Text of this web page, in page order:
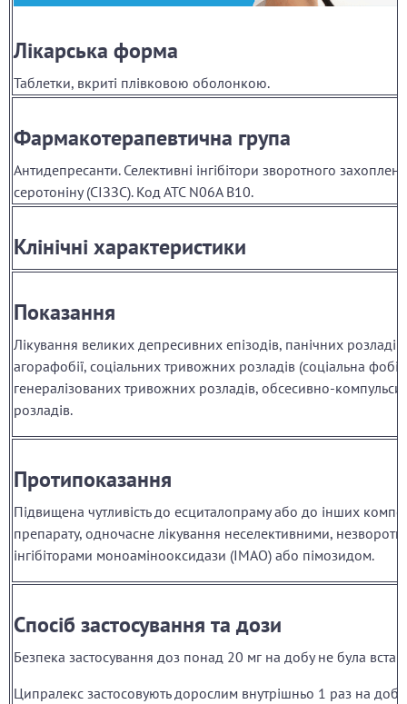
Лікарська форма
Таблетки, вкриті плівковою оболонкою.
Фармакотерапевтична група
Антидепресанти. Селективні інгібітори зворотного
серотоніну (СІЗЗС). Код АТС N06A B10.
Клінічні характеристики
Показання
Лікування великих депресивних епізодів, панічних
агорафобії, соціальних тривожних розладів (соціальна
генералізованих тривожних розладів, обсесивно-
розладів.
Протипоказання
Підвищена чутливість до есциталопраму або до інших
препарату, одночасне лікування неселективними,
інгібіторами моноамінооксидази (ІМАО) або пімозидом.
Спосіб застосування та дози
Безпека застосування доз понад 20 мг на добу не була
Ципралекс застосовують дорослим внутрішньо 1 раз на добу